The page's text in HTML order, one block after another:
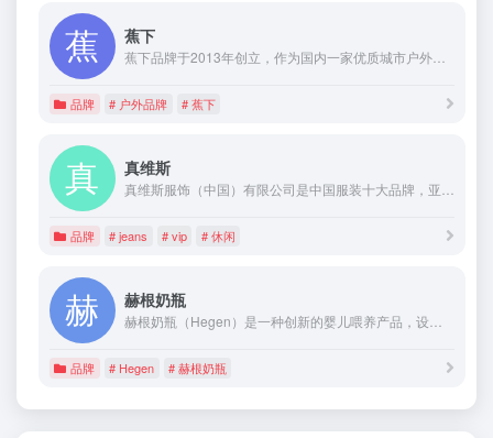
蕉下
蕉下品牌于2013年创立，作为国内一家优质城市户外品牌，蕉下一直致力于研发能够有效阻挡超过95% UVA/UVB射线的UPF 50+面料和产品，为人们提供强大的防晒保护。
品牌 # 户外品牌 # 蕉下
真维斯
真维斯服饰（中国）有限公司是中国服装十大品牌，亚洲500最具价值品牌，最具时尚影响力，市场畅销服装品牌，主要经营男女装休闲服，T恤，牛仔裤等。1993年，真维斯进军中国内地市场，在上海开设了第一间JEANSWEST真维斯专卖店。多年来，真维斯以“名牌大众化”的经营理念，“物超所值”的市场策略，稳占休闲装市场的领袖地位。现今，真维斯已在国内20多个省市开设了2000多间专卖店，拥有现时中国最大的休闲服饰销售网络。
品牌 # jeans # vip # 休闲
赫根奶瓶
赫根奶瓶（Hegen）是一种创新的婴儿喂养产品，设计独特、功能全面。它采用了革命性的方形设计，使得奶瓶更易于握持和清洗。奶瓶的瓶身由高质量的材料制成，安全可靠，
品牌 # Hegen # 赫根奶瓶